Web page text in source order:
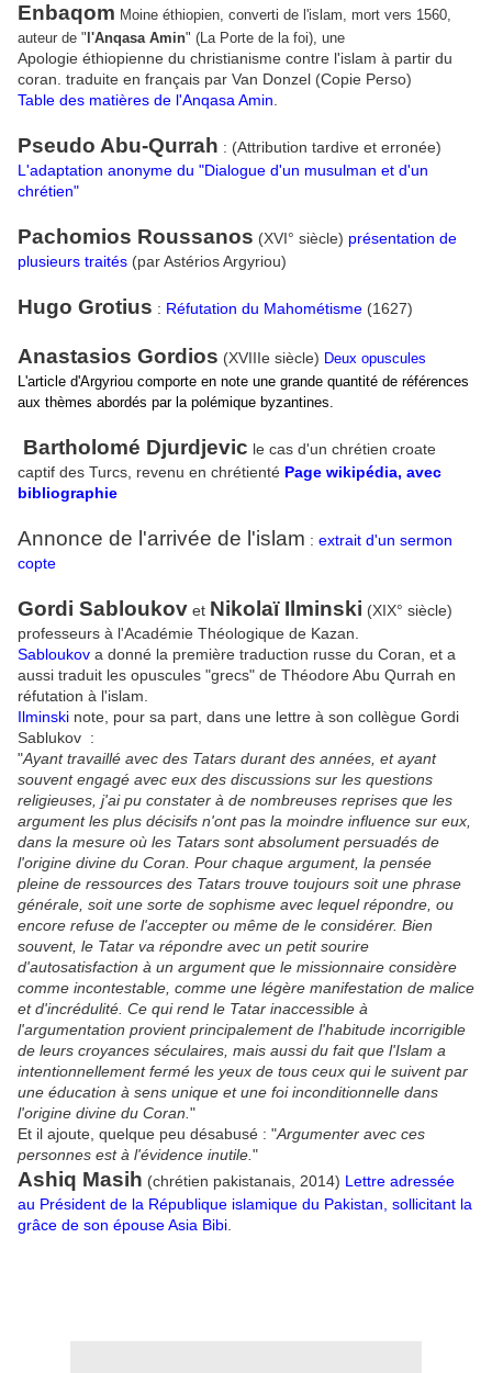
Enbaqom Moine éthiopien, converti de l'islam, mort vers 1560,
auteur de " l'Anqasa Amin" (La Porte de la foi), une
Apologie éthiopienne du christianisme contre l'islam à partir du
coran. traduite en français par Van Donzel (Copie Perso)
Table des matières de l'Anqasa Amin
Pseudo Abu-Qurrah : (Attribution tardive et erronée)
L'adaptation anonyme du "Dialogue d'un musulman et d'un
chrétien"
Pachomios Roussanos (XVI° siècle) présentation de
plusieurs traités (par Astérios Argyriou)
Hugo Grotius : Réfutation du Mahométisme (1627)
Anastasios Gordios (XVIIIe siècle) Deux opuscules
L'article d'Argyriou comporte en note une grande quantité de références
aux thèmes abordés par la polémique byzantines.
Bartholomé Djurdjevic le cas d'un chrétien croate
captif des Turcs, revenu en chrétienté Page wikipédia, avec
bibliographie
Annonce de l'arrivée de l'islam : extrait d'un sermon
copte
Gordi Sabloukov et Nikolaï Ilminski (XIX° siècle)
professeurs à l'Académie Théologique de Kazan.
Sabloukov a donné la première traduction russe du Coran, et a
aussi traduit les opuscules "grecs" de Théodore Abu Qurrah en
réfutation à l'islam.
Ilminski note, pour sa part, dans une lettre à son collègue Gordi
Sablukov :
"Ayant travaillé avec des Tatars durant des années, et ayant
souvent engagé avec eux des discussions sur les questions
religieuses, j'ai pu constater à de nombreuses reprises que les
argument les plus décisifs n'ont pas la moindre influence sur eux,
dans la mesure où les Tatars sont absolument persuadés de
l'origine divine du Coran. Pour chaque argument, la pensée
pleine de ressources des Tatars trouve toujours soit une phrase
générale, soit une sorte de sophisme avec lequel répondre, ou
encore refuse de l'accepter ou même de le considérer. Bien
souvent, le Tatar va répondre avec un petit sourire
d'autosatisfaction à un argument que le missionnaire considère
comme incontestable, comme une légère manifestation de malice
et d'incrédulité. Ce qui rend le Tatar inaccessible à
l'argumentation provient principalement de l'habitude incorrigible
de leurs croyances séculaires, mais aussi du fait que l'Islam a
intentionnellement fermé les yeux de tous ceux qui le suivent par
une éducation à sens unique et une foi inconditionnelle dans
l'origine divine du Coran. "
Et il ajoute, quelque peu désabusé : "Argumenter avec ces
personnes est à l'évidence inutile. "
Ashiq Masih (chrétien pakistanais, 2014) Lettre adressée
au Président de la République islamique du Pakistan, sollicitant la
grâce de son épouse Asia Bibi